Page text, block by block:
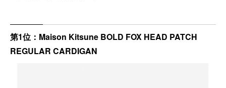
第1位：Maison Kitsune BOLD FOX HEAD PATCH
REGULAR CARDIGAN